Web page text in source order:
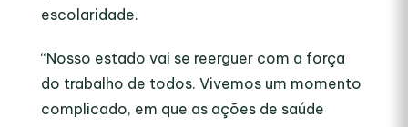
escolaridade.
“Nosso estado vai se reerguer com a força
do trabalho de todos. Vivemos um momento
complicado, em que as ações de saúde